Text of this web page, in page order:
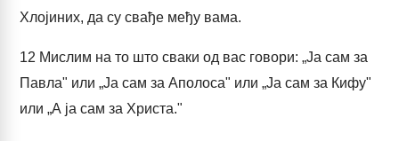
Хлојиних, да су свађе међу вама.
12 Мислим на то што сваки од вас говори: „Ја сам за
Павла" или „Ја сам за Аполоса" или „Ја сам за Кифу"
или „А ја сам за Христа."